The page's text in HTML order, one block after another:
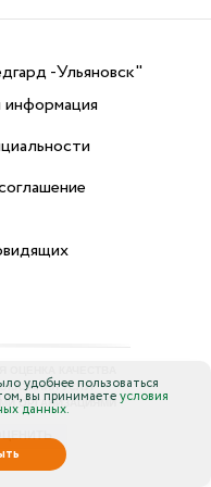
-Ульяновск"
информация
удобнее пользоваться
вы принимаетеусловия
данных.